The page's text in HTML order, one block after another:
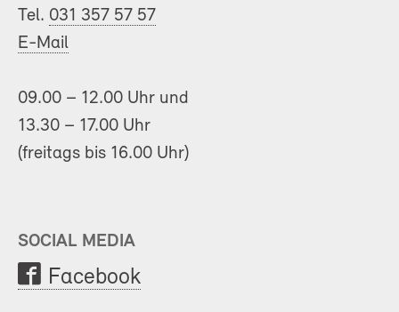
Tel. 031 357 57 57
E-Mail
09.00 – 12.00 Uhr und
13.30 – 17.00 Uhr
(freitags bis 16.00 Uhr)
SOCIAL MEDIA
Facebook